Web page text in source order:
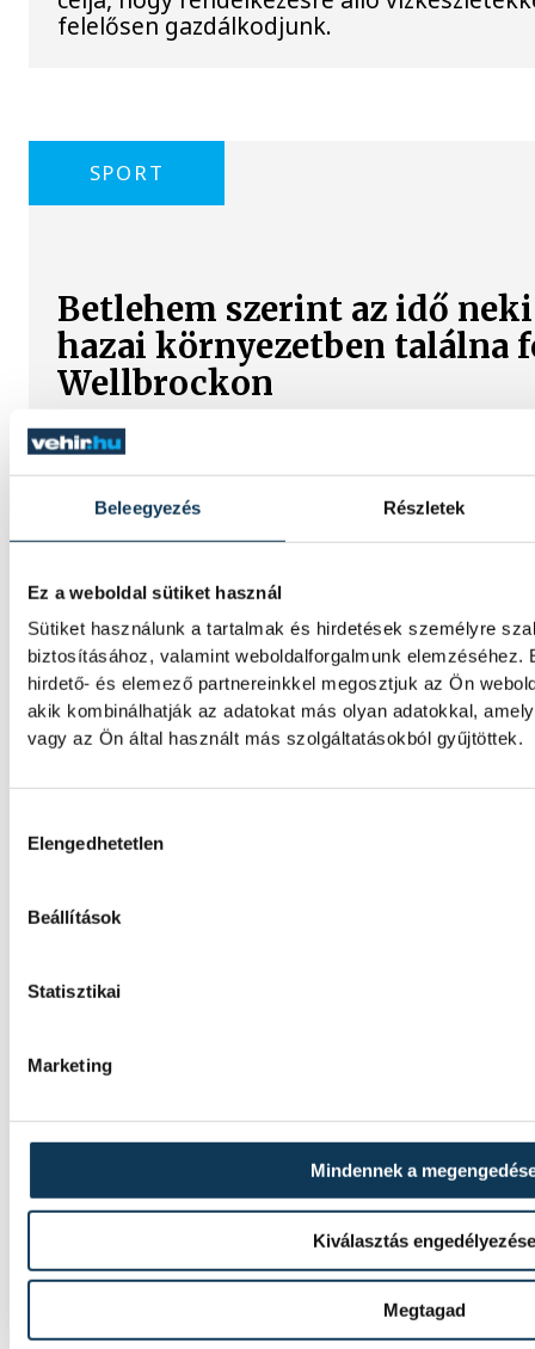
Beleegyezés Részletek
Ez a weboldal sütiket használ
Sütiket használunk a tartalmak és hirdetések személyre
biztosításához, valamint weboldalforgalmunk
hirdető- és elemező partnereinkkel megosztjuk az Ön
akik kombinálhatják az adatokat más olyan adatokkal,
vagy az Ön által használt más szolgáltatásokból gyűjtöttek.
Elengedhetetlen
Beállítások
Statisztikai
Marketing
Mindennek a
Kiválasztás engedélyezése
Megtagad
felelősen gazdálkodjunk.
SPORT
Betlehem szerint az idő
hazai környezetben találna
Wellbrockon
A nyíltvízi úszó Betlehem Dávid a párizsi
10 kilométeren szerzett ezüstérmét
is második lett Florian Wellbrock mögött;
bízik benne, hogy akár már jövőre, a hazai
világbajnokságon "fogást talál" a
Gulácsi Péter győzelemmel
Villarrealban
Gulácsi Péter kezdőként szerepelt új
bajnokságban szereplő együttes.
kilométeren
Betlehem Dávid ezüstérmet nyert szerdán
kilométeres versenyszámában a párizsi
legyőzésével negyeddöntős
A magyar férfi ifjúsági kézilabda-
Belgrádban zajló korosztályos Európa-
legyőzte Horvátországot a középdöntő